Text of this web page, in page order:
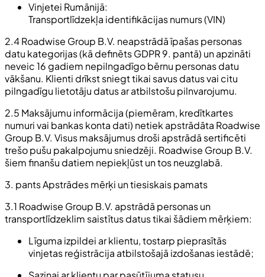
Vinjetei Rumānijā:
Transportlīdzekļa identifikācijas numurs (VIN)
2.4 Roadwise Group B.V. neapstrādā īpašas personas
datu kategorijas (kā definēts GDPR 9. pantā) un apzināti
neveic 16 gadiem nepilngadīgo bērnu personas datu
vākšanu. Klienti drīkst sniegt tikai savus datus vai citu
pilngadīgu lietotāju datus ar atbilstošu pilnvarojumu.
2.5 Maksājumu informācija (piemēram, kredītkartes
numuri vai bankas konta dati) netiek apstrādāta Roadwise
Group B.V. Visus maksājumus droši apstrādā sertificēti
trešo pušu pakalpojumu sniedzēji. Roadwise Group B.V.
šiem finanšu datiem nepiekļūst un tos neuzglabā.
3. pants Apstrādes mērķi un tiesiskais pamats
3.1 Roadwise Group B.V. apstrādā personas un
transportlīdzeklim saistītus datus tikai šādiem mērķiem:
Līguma izpildei ar klientu, tostarp pieprasītās
vinjetas reģistrācija atbilstošajā izdošanas iestādē;